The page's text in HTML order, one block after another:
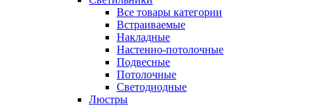
Все товары категории
Встраиваемые
Накладные
Настенно-потолочные
Подвесные
Потолочные
Светодиодные
Люстры